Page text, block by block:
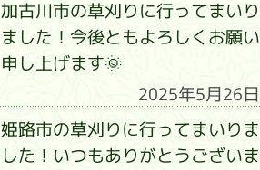
加古川市の草刈りに行ってまいり
ました！今後ともよろしくお願い
申し上げます🌞
2025年5月26日
姫路市の草刈りに行ってまいりま
した！いつもありがとうございま